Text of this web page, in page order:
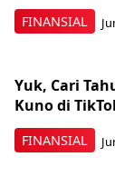
FINANSIAL
FINANSIAL
Yuk, Cari
Kuno di